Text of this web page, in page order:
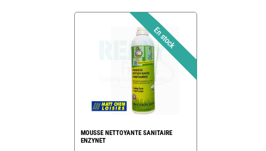
MOUSSE NETTOYANTE SANITAIRE
ENZYNET